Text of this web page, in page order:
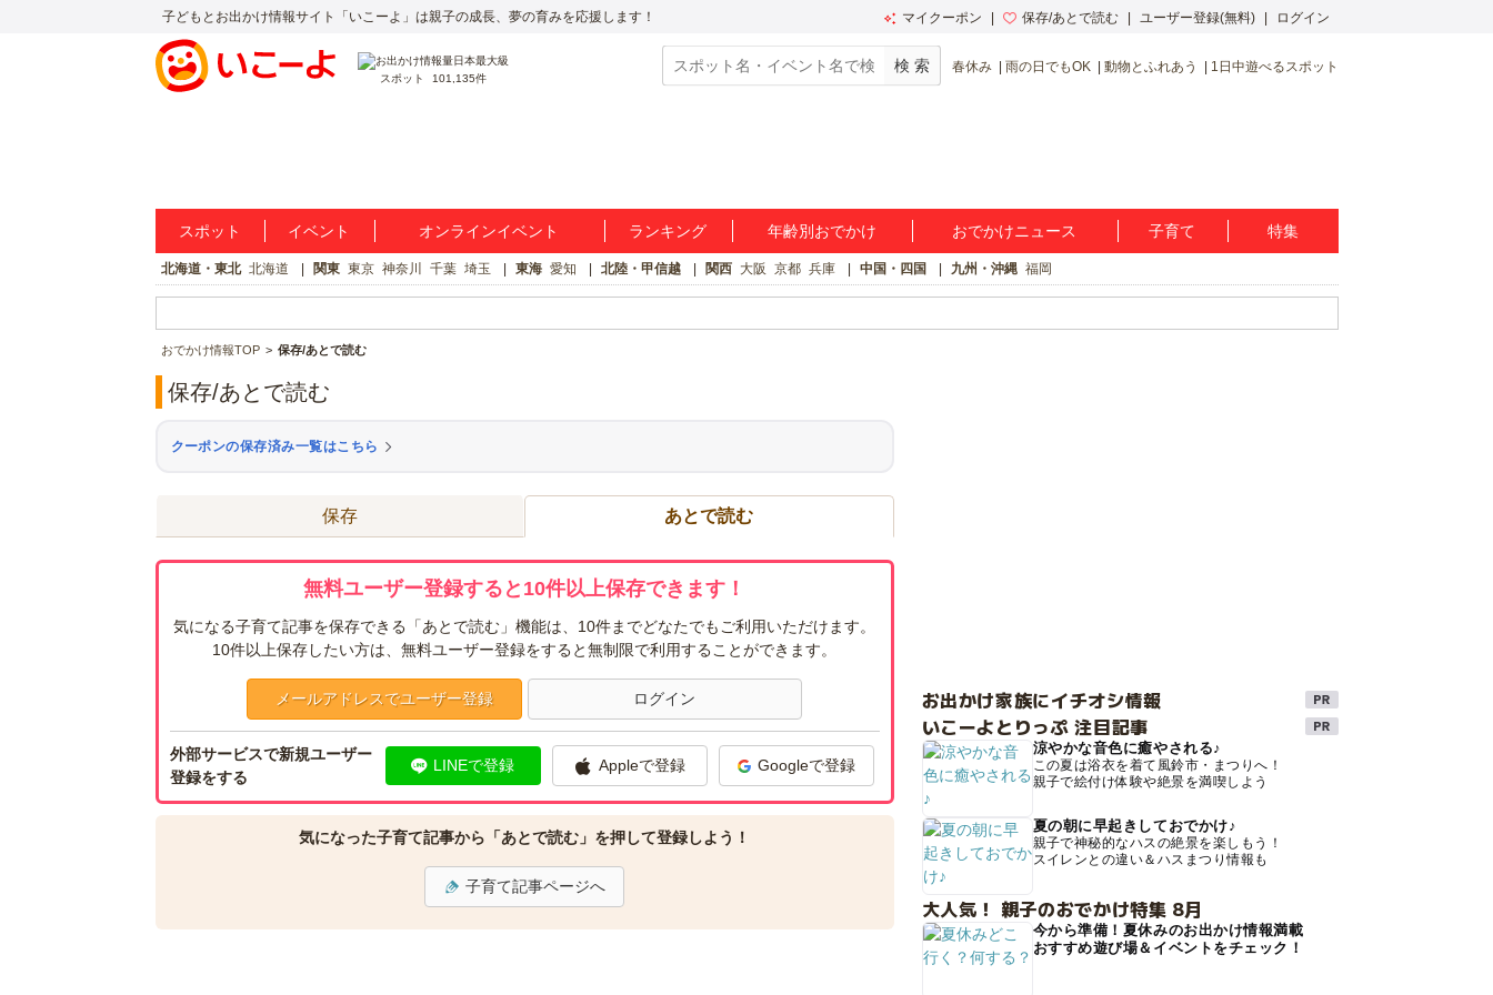
子どもとお出かけ情報サイト「いこーよ」は親子の成長、夢の育みを応援します！ マイクーポン 保存/あとで読む ユーザー登録(無料) ログイン
スポット 101,135件
春休み 雨の日でもOK 動物とふれあう 1日中遊べるスポット
スポット イベント オンラインイベント ランキング 年齢別おでかけ おでかけニュース 子育て 特集
北海道・東北 北海道 関東 東京 神奈川 千葉 埼玉 東海 愛知 北陸・甲信越 関西 大阪 京都 兵庫 中国・四国 九州・沖縄 福岡
おでかけ情報TOP 保存/あとで読む
保存/あとで読む
クーポンの保存済み一覧はこちら
保存 あとで読む
無料ユーザー登録すると10件以上保存できます！
気になる子育て記事を保存できる「あとで読む」機能は、10件までどなたでもご利用いただけます。
10件以上保存したい方は、無料ユーザー登録をすると無制限で利用することができます。
メールアドレスでユーザー登録 ログイン
外部サービスで新規ユーザー
登録をする
LINEで登録 Appleで登録 Googleで登録
気になった子育て記事から「あとで読む」を押して登録しよう！
子育て記事ページへ
お出かけ家族にイチオシ情報
いこーよとりっぷ 注目記事
涼やかな音色に癒やされる♪
この夏は浴衣を着て風鈴市・まつりへ！
親子で絵付け体験や絶景を満喫しよう
夏の朝に早起きしておでかけ♪
親子で神秘的なハスの絶景を楽しもう！
スイレンとの違い＆ハスまつり情報も
大人気！ 親子のおでかけ特集 8月
今から準備！夏休みのお出かけ情報満載
おすすめ遊び場＆イベントをチェック！